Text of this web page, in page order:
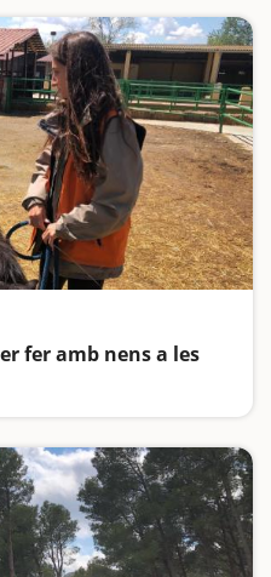
fer amb nens a les